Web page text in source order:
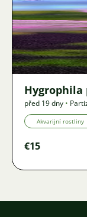
Hygrophila
před 19 dny •
Akvarijní rostliny
€15